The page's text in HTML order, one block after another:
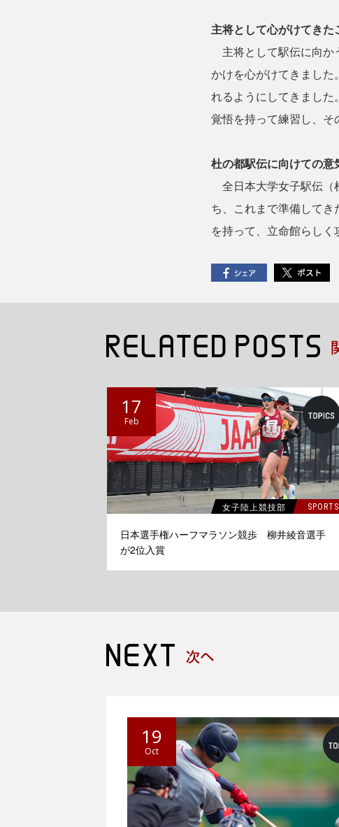
主将として心がけてき
主将として駅伝に向か
かけを心がけてきまし
れるようにしてきまし
覚悟を持って練習し、そ
杜の都駅伝に向けての意
全日本大学女子駅伝（
ち、これまで準備して
を持って、立命館らしく
17
Feb
女子陸上競技部 SPORTS
日本選手権ハーフマラソン競歩 柳井綾音選手
が2位入賞
19
Oct